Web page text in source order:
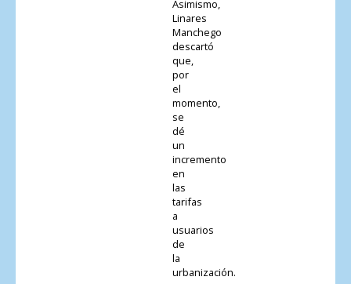
Asimismo,
Linares
Manchego
descartó
que,
por
el
momento,
se
dé
un
incremento
en
las
tarifas
a
usuarios
de
la
urbanización.